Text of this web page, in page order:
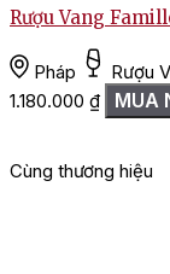
Rượu Vang
Pháp Rượu
1.180.000 ₫ MUA
Cùng thương hiệu